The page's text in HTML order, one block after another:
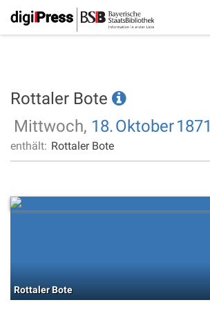
Rottaler Bote
Mittwoch, 18.Oktober1871
enthält: Rottaler Bote
Rottaler Bote